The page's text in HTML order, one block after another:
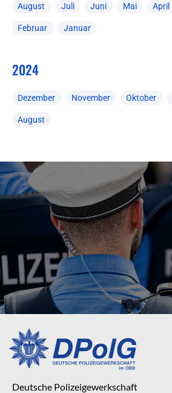
August Juli Juni Mai April
Februar Januar
2024
Dezember November Oktober
August
Deutsche Polizeigewerkschaft